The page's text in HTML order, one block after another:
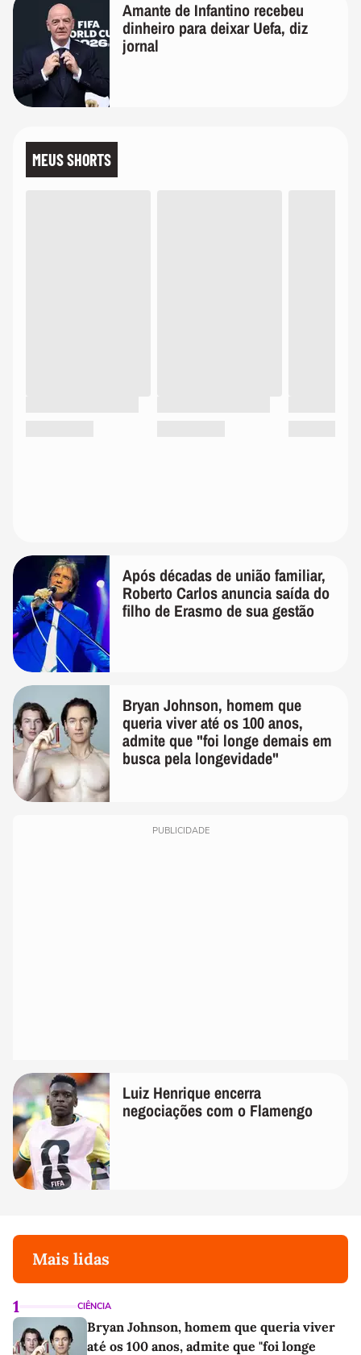
Amante de Infantino recebeu
dinheiro para deixar Uefa, diz
jornal
MEUS SHORTS
Após décadas de união familiar,
Roberto Carlos anuncia saída do
filho de Erasmo de sua gestão
Bryan Johnson, homem que
queria viver até os 100 anos,
admite que "foi longe demais em
busca pela longevidade"
PUBLICIDADE
Luiz Henrique encerra
negociações com o Flamengo
Mais lidas
1 CIÊNCIA
Bryan Johnson, homem que queria viver
até os 100 anos, admite que "foi longe